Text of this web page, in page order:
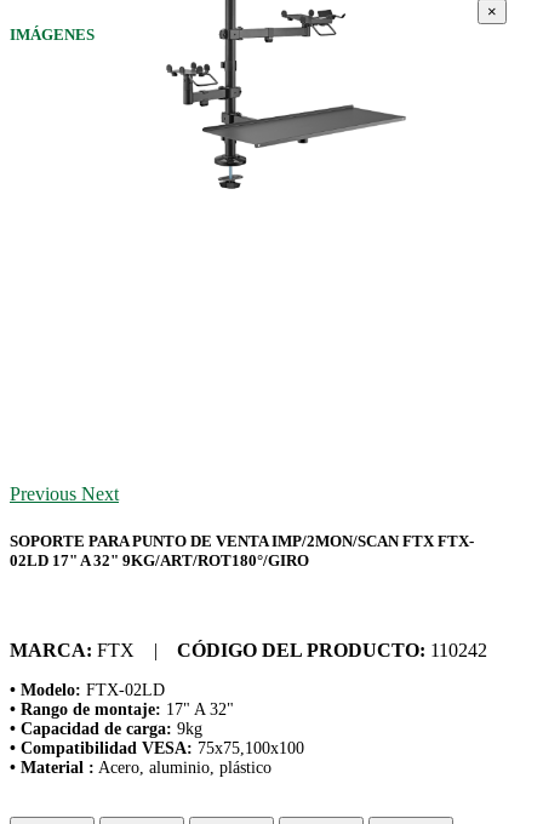
IMÁGENES
×
Previous Next
SOPORTE PARA PUNTO DE VENTA IMP/2MON/SCAN FTX FTX-
02LD 17" A 32" 9KG/ART/ROT180°/GIRO
MARCA: FTX | CÓDIGO DEL PRODUCTO: 110242
• Modelo: FTX-02LD
• Rango de montaje: 17" A 32"
• Capacidad de carga: 9kg
• Compatibilidad VESA: 75x75,100x100
• Material : Acero, aluminio, plástico